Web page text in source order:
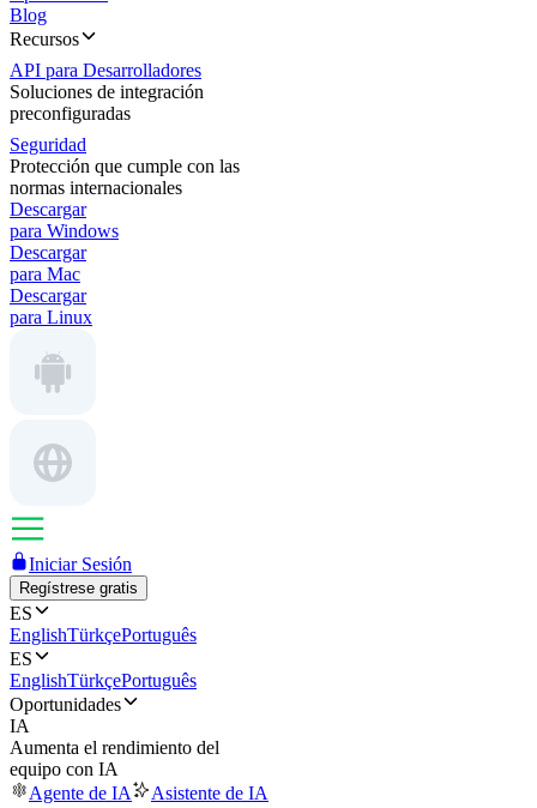
Blog
Recursos
API para Desarrolladores
Soluciones de integración
preconfiguradas
Seguridad
Protección que cumple con las
normas internacionales
Descargar
para Windows
Descargar
para Mac
Descargar
para Linux
Iniciar Sesión
Regístrese gratis
ES
EnglishTürkçePortuguês
ES
EnglishTürkçePortuguês
Oportunidades
IA
Aumenta el rendimiento del
equipo con IA
Agente de IA
Asistente de IA